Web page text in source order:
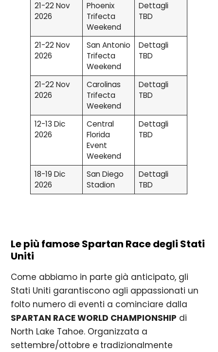
21-22 Nov
2026
Phoenix
Trifecta
Weekend
Dettagli
TBD
21-22 Nov
2026
San Antonio
Trifecta
Weekend
Dettagli
TBD
21-22 Nov
2026
Carolinas
Trifecta
Weekend
Dettagli
TBD
12-13 Dic
2026
Central
Florida
Event
Weekend
Dettagli
TBD
18-19 Dic
2026
San Diego
Stadion
Dettagli
TBD
Le più famose Spartan Race degli Stati
Uniti
Come abbiamo in parte già anticipato, gli
Stati Uniti garantiscono agli appassionati un
folto numero di eventi a cominciare dalla
SPARTAN RACE WORLD CHAMPIONSHIP di
North Lake Tahoe. Organizzata a
settembre/ottobre e tradizionalmente